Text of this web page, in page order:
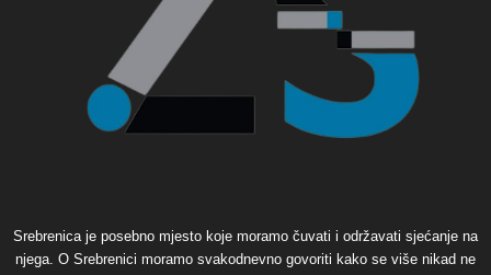
Srebrenica je posebno mjesto koje moramo čuvati i održavati sjećanje na
njega. O Srebrenici moramo svakodnevno govoriti kako se više nikad ne